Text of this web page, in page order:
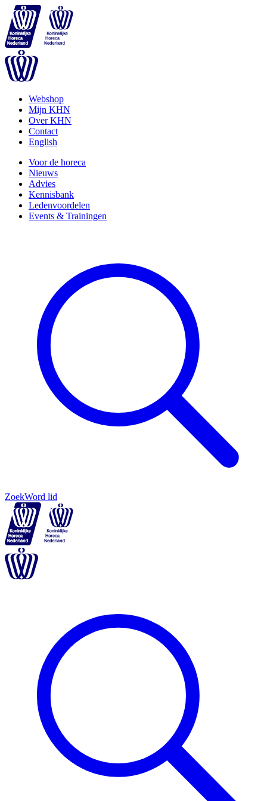
Webshop
Mijn KHN
Over KHN
Contact
English
Voor de horeca
Nieuws
Advies
Kennisbank
Ledenvoordelen
Events & Trainingen
ZoekWord lid